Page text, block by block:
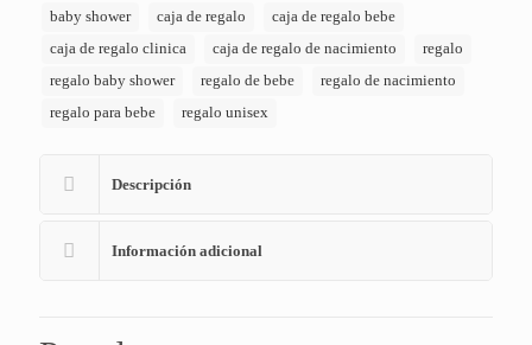
baby shower caja de regalo
caja de regalo bebe
caja de regalo clinica
caja de regalo de nacimiento
regalo
regalo baby shower
regalo de bebe
regalo de nacimiento
regalo para bebe
regalo unisex
Descripción
Información adicional